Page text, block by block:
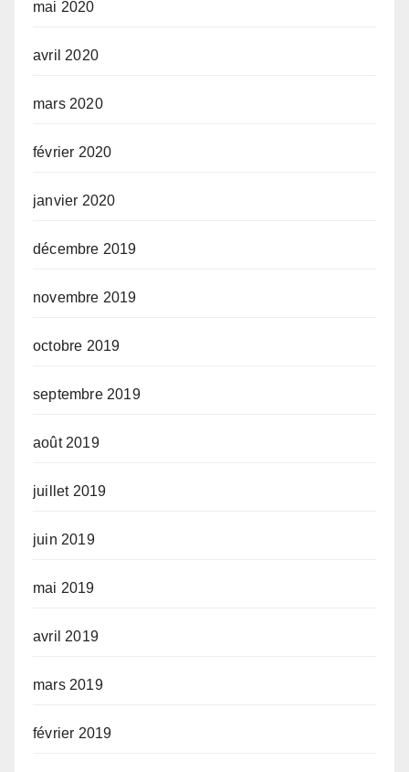
mai 2020
avril 2020
mars 2020
février 2020
janvier 2020
décembre 2019
novembre 2019
octobre 2019
septembre 2019
août 2019
juillet 2019
juin 2019
mai 2019
avril 2019
mars 2019
février 2019